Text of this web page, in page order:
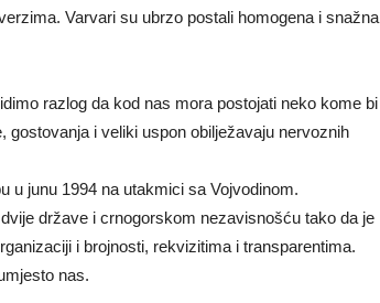
Varvari su ubrzo postali homogena i snažna
razlog da kod nas mora postojati neko kome bi
gostovanja i veliki uspon obilježavaju nervoznih
u junu 1994 na utakmici sa Vojvodinom.
države i crnogorskom nezavisnošću tako da je
i brojnosti, rekvizitima i transparentima.
nas.